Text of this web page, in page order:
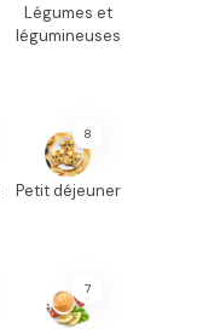
Légumes et
légumineuses
8
Petit déjeuner
7